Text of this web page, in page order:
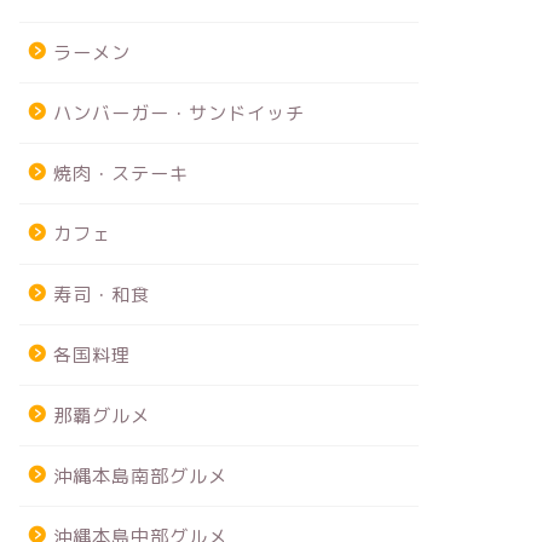
ラーメン
ハンバーガー・サンドイッチ
焼肉・ステーキ
カフェ
寿司・和食
各国料理
那覇グルメ
沖縄本島南部グルメ
沖縄本島中部グルメ